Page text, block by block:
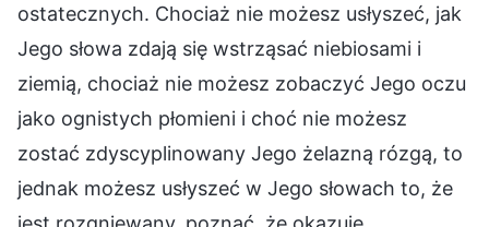
ostatecznych. Chociaż nie możesz usłyszeć, jak
Jego słowa zdają się wstrząsać niebiosami i
ziemią, chociaż nie możesz zobaczyć Jego oczu
jako ognistych płomieni i choć nie możesz
zostać zdyscyplinowany Jego żelazną rózgą, to
jednak możesz usłyszeć w Jego słowach to, że